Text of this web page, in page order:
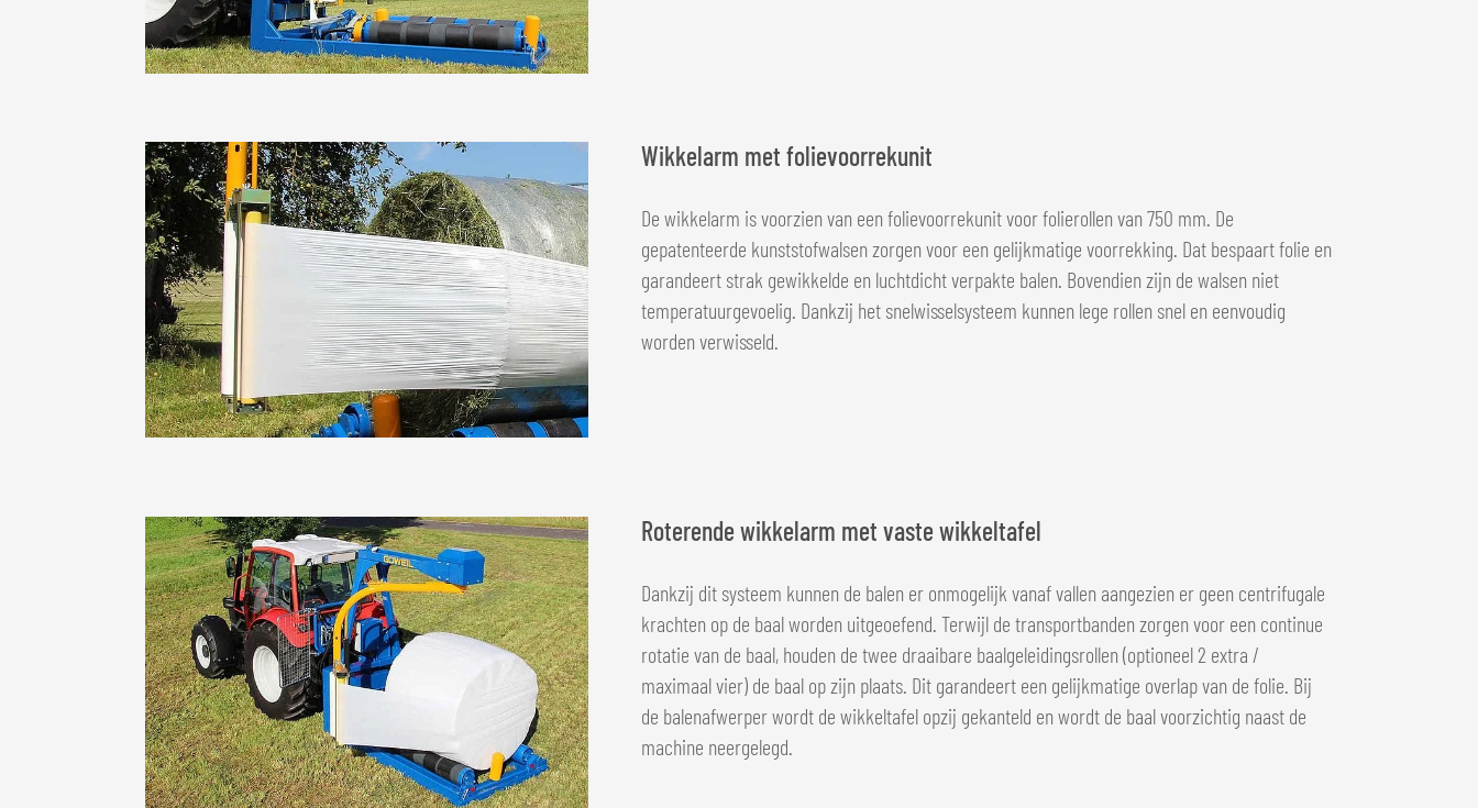
Wikkelarm met folievoorrekunit
De wikkelarm is voorzien van een folievoorrekunit voor folierollen van 750 mm. De
gepatenteerde kunststofwalsen zorgen voor een gelijkmatige voorrekking. Dat bespaart folie en
garandeert strak gewikkelde en luchtdicht verpakte balen. Bovendien zijn de walsen niet
temperatuurgevoelig. Dankzij het snelwisselsysteem kunnen lege rollen snel en eenvoudig
worden verwisseld.
Roterende wikkelarm met vaste wikkeltafel
Dankzij dit systeem kunnen de balen er onmogelijk vanaf vallen aangezien er geen centrifugale
krachten op de baal worden uitgeoefend. Terwijl de transportbanden zorgen voor een continue
rotatie van de baal, houden de twee draaibare baalgeleidingsrollen (optioneel 2 extra /
maximaal vier) de baal op zijn plaats. Dit garandeert een gelijkmatige overlap van de folie. Bij
de balenafwerper wordt de wikkeltafel opzij gekanteld en wordt de baal voorzichtig naast de
machine neergelegd.